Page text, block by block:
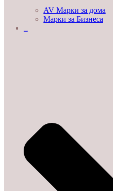
AV Марки за дома
Марки за Бизнеса